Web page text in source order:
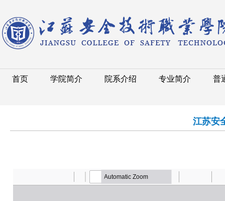
首页 学院简介 院系介绍 专业简介 普
江苏安